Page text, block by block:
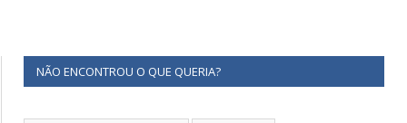
NÃO ENCONTROU O QUE QUERIA?